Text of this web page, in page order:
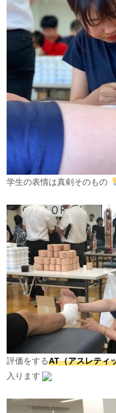
学生の表情は真剣そのもの
評価をするAT（アスレティ
入ります